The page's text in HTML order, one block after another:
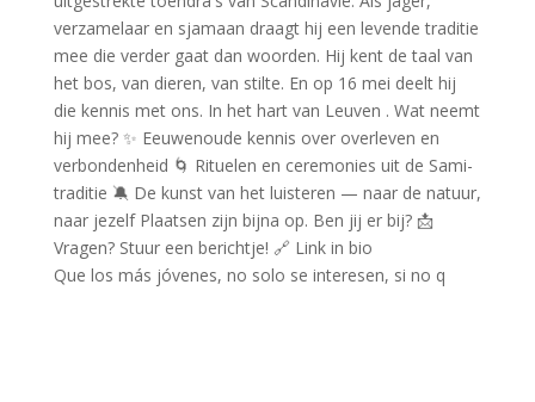
Que los más jóvenes, no solo se interesen, si no q